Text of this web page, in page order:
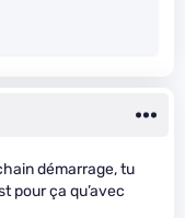
démarrage, tu
pour ça qu’avec